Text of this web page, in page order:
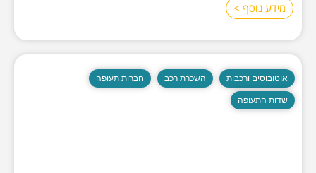
מידע נוסף >
אוטובוסים ורכבות השכרת רכב חברות תעופה
שדות התעופה